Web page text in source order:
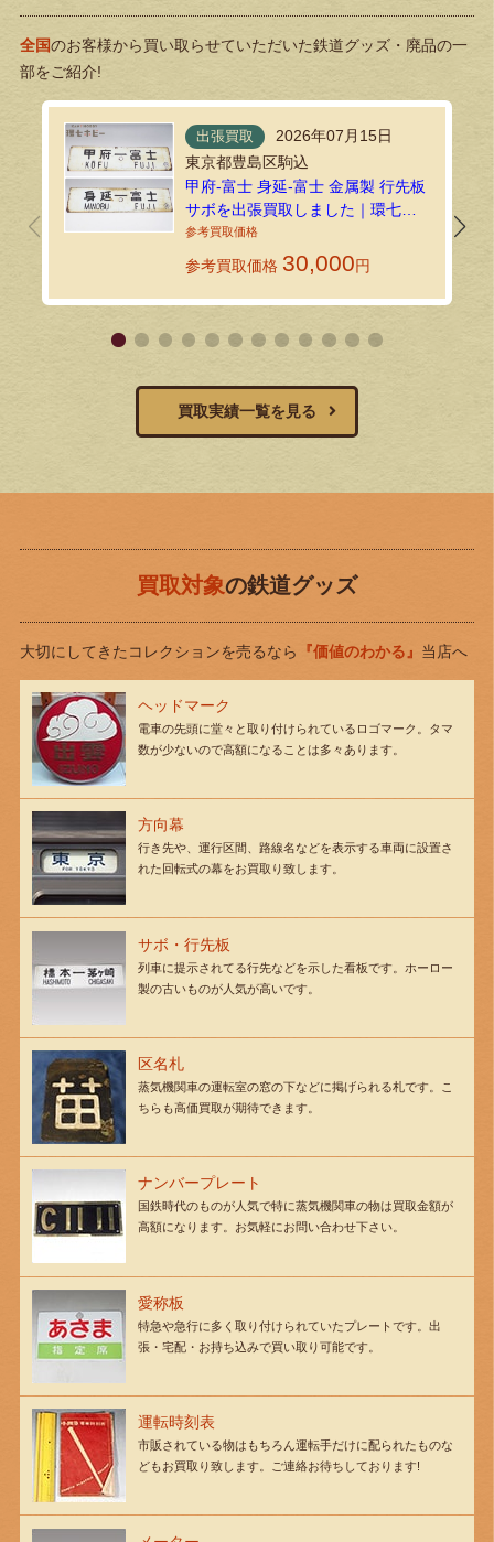
全国のお客様から買い取らせていただいた鉄道グッズ・廃品の一
部をご紹介!
出張買取
2026年07月15日
東京都豊島区駒込
甲府-富士 身延-富士 金属製 行先板
サボを出張買取しました｜環七ホ
ビー
参考買取価格 30,000円
買取実績一覧を見る
買取対象の鉄道グッズ
大切にしてきたコレクションを売るなら 『価値のわかる』 当店へ
ヘッドマーク
電車の先頭に堂々と取り付けられているロゴマーク。タマ
数が少ないので高額になることは多々あります。
方向幕
行き先や、運行区間、路線名などを表示する車両に設置さ
れた回転式の幕をお買取り致します。
サボ・行先板
列車に提示されてる行先などを示した看板です。ホーロー
製の古いものが人気が高いです。
区名札
蒸気機関車の運転室の窓の下などに掲げられる札です。こ
ちらも高価買取が期待できます。
ナンバープレート
国鉄時代のものが人気で特に蒸気機関車の物は買取金額が
高額になります。お気軽にお問い合わせ下さい。
愛称板
特急や急行に多く取り付けられていたプレートです。出
張・宅配・お持ち込みで買い取り可能です。
運転時刻表
市販されている物はもちろん運転手だけに配られたものな
どもお買取り致します。ご連絡お待ちしております!